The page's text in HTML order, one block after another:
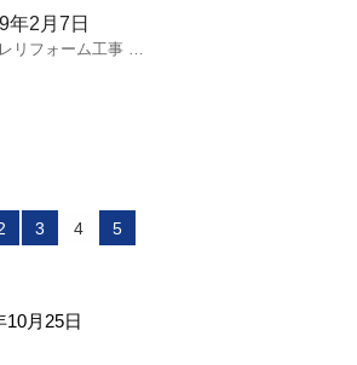
年2月7日
リフォーム工事 …
3 4 5
10月25日